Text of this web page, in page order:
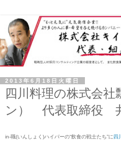
2013年6月18日火曜日
四川料理の株式会社
ン） 代表取締役 井
in-職(いんしょく)ハイパーの“飲食の戦士たち”に四